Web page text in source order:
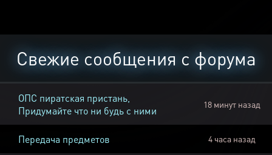
Свежие сообщения с форума
ОПС пиратская пристань,
Придумайте что ни будь с ними
18 минут назад
Передача предметов 4 часа назад